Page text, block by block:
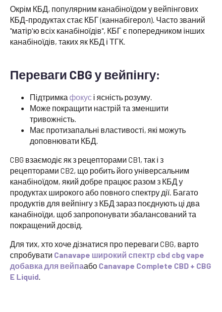
Окрім КБД, популярним канабіноїдом у вейпінгових
КБД-продуктах стає КБГ (каннабігерол). Часто званий
"матір'ю всіх канабіноїдів", КБГ є попередником інших
канабіноїдів, таких як КБД і ТГК.
Переваги CBG у вейпінгу:
Підтримка фокус і ясність розуму.
Може покращити настрій та зменшити
тривожність.
Має протизапальні властивості, які можуть
доповнювати КБД.
CBG взаємодіє як з рецепторами CB1, так і з
рецепторами CB2, що робить його універсальним
канабіноїдом, який добре працює разом з КБД у
продуктах широкого або повного спектру дії. Багато
продуктів для вейпінгу з КБД зараз поєднують ці два
канабіноїди, щоб запропонувати збалансований та
покращений досвід.
Для тих, хто хоче дізнатися про переваги CBG, варто
спробувати Canavape широкий спектр cbd cbg vape
добавка для вейпаабо Canavape Complete CBD + CBG
E Liquid.